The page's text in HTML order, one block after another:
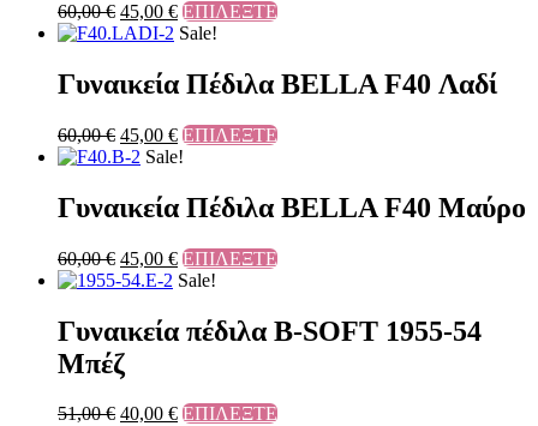
60,00€ 45,00 € ΕΠΙΛΕΞΤΕ
Sale!
Γυναικεία Πέδιλα BELLA F40 Λαδί
60,00€ 45,00 € ΕΠΙΛΕΞΤΕ
Sale!
Γυναικεία Πέδιλα BELLA F40 Μαύρο
60,00€ 45,00 € ΕΠΙΛΕΞΤΕ
Sale!
Γυναικεία πέδιλα B-SOFT 1955-54
Μπέζ
51,00€ 40,00 € ΕΠΙΛΕΞΤΕ